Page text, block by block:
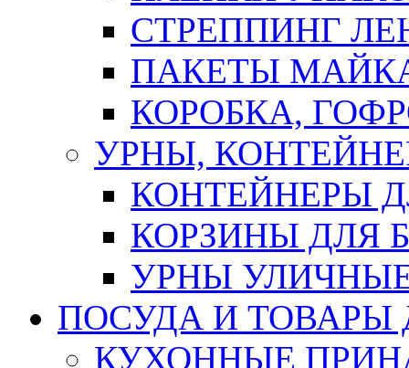
СТРЕППИНГ
ПАКЕТЫ
КОРОБКА,
УРНЫ,
КОНТЕЙНЕРЫ
КОРЗИНЫ ДЛЯ
УРНЫ
ПОСУДА И ТОВАРЫ
КУХОННЫЕ